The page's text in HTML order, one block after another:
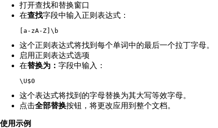
打开查找和替换窗口
在查找字段中输入正则表达式：
[a-zA-Z]\b
这个正则表达式将找到每个单词中的最后一个拉丁字母。
启用正则表达式选项
在替换为： 字段中输入：
\U$0
这个表达式将找到的字母替换为其大写等效字母。
点击全部替换按钮，将更改应用到整个文档。
使用示例